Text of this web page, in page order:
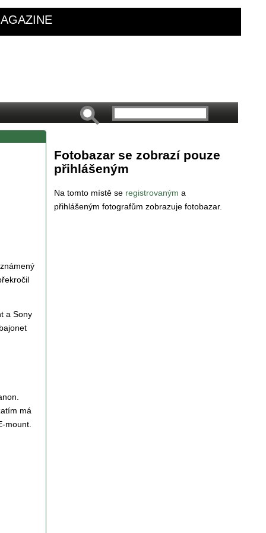
a Sony
má
mount.
Fotobazar se zobrazí pouze
přihlášeným
Na tomto místě se registrovaným a
přihlášeným fotografům zobrazuje fotobazar.